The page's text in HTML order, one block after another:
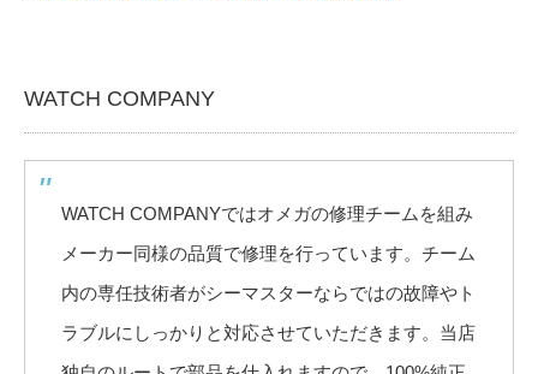
WATCH COMPANY
WATCH COMPANYではオメガの修理チームを組み
メーカー同様の品質で修理を行っています。チーム
内の専任技術者がシーマスターならではの故障やト
ラブルにしっかりと対応させていただきます。当店